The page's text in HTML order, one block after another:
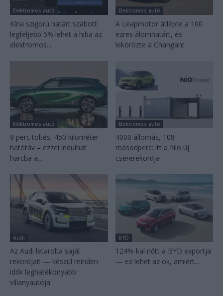
Elektromos autó
Kína szigorú határt szabott:
legfeljebb 5% lehet a hiba az
elektromos...
Elektromos autó
A Leapmotor átlépte a 100
ezres álomhatárt, és
lekörözte a Changant
Elektromos autó
9 perc töltés, 450 kilométer
hatótáv – ezzel indulhat
harcba a...
Elektromos autó
4000 állomás, 108
másodperc: itt a Nio új
csererekordja
Audi
Az Audi letarolta saját
rekordjait — készül minden
idők leghatékonyabb
villanyautója
BYD
124%-kal nőtt a BYD exportja
— ez lehet az ok, amiért...